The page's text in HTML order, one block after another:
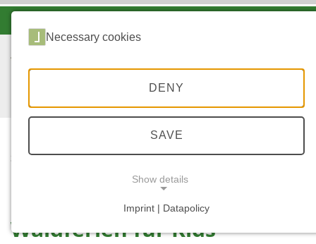
STARTSEITE
...
Waldferien für Kids
Necessary cookies
DENY
SAVE
Show details
Imprint | Datapolicy